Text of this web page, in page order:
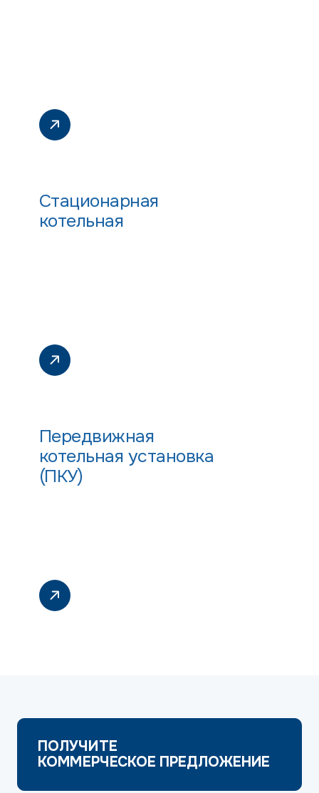
Стационарная
котельная
Передвижная
котельная установка
(ПКУ)
ПОЛУЧИТЕ
КОММЕРЧЕСКОЕ ПРЕДЛОЖЕНИЕ